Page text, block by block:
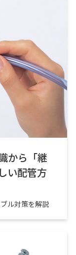
から「継
い配管方
ル対策を解説